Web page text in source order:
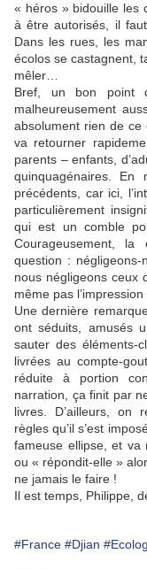
« héros » bidouille les
à être autorisés, il
Dans les rues, les
écolos se castagnent,
mêler…
Bref, un bon point
malheureusement
absolument rien de ce
va retourner
parents – enfants,
quinquagénaires.
précédents, car ici,
particulièrement
qui est un comble
Courageusement, la
question :
nous négligeons ceux
même pas l’impression
Une dernière
ont séduits, amusés
sauter des éléments-
livrées au compte-
réduite à portion
narration, ça finit par
livres. D’ailleurs, on
règles qu’il s’est
fameuse ellipse, et va
ou « répondit-elle »
ne jamais le faire !
Il est temps, Philippe,
#France #Djian